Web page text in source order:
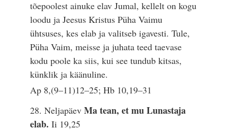
tõepoolest ainuke elav Jumal, kellelt on kogu
loodu ja Jeesus Kristus Püha Vaimu
ühtsuses, kes elab ja valitseb igavesti. Tule,
Püha Vaim, meisse ja juhata teed taevase
kodu poole ka siis, kui see tundub kitsas,
künklik ja käänuline.
Ap 8,(9–11)12–25; Hb 10,19–31
28. NeljapäevMa tean, et mu Lunastaja
elab.Ii 19,25